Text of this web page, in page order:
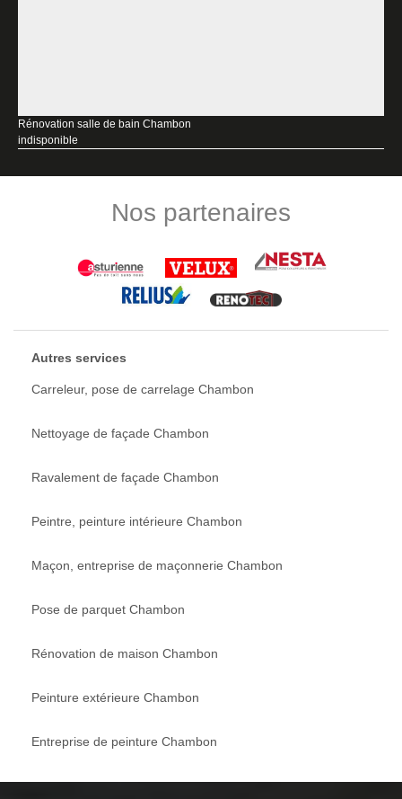
Rénovation salle de bain Chambon
indisponible
Nos partenaires
Autres services
Carreleur, pose de carrelage Chambon
Nettoyage de façade Chambon
Ravalement de façade Chambon
Peintre, peinture intérieure Chambon
Maçon, entreprise de maçonnerie Chambon
Pose de parquet Chambon
Rénovation de maison Chambon
Peinture extérieure Chambon
Entreprise de peinture Chambon